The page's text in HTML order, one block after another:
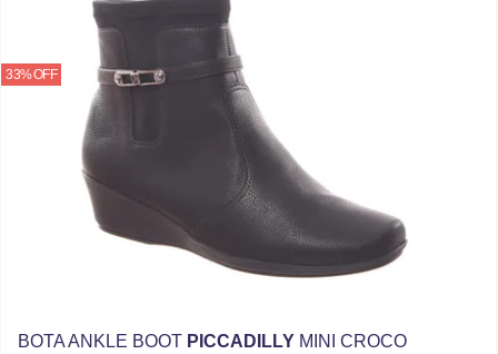
33% OFF
BOTA ANKLE BOOT PICCADILLY MINI CROCO